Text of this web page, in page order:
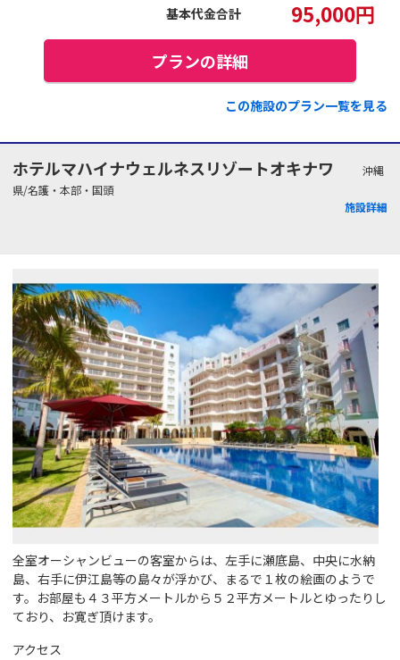
基本代金合計 95,000円
プランの詳細
この施設のプラン一覧を見る
ホテルマハイナウェルネスリゾートオキナワ
沖縄
県/名護・本部・国頭
施設詳細
全室オーシャンビューの客室からは、左手に瀬底島、中央に水納
島、右手に伊江島等の島々が浮かび、まるで１枚の絵画のようで
す。お部屋も４３平方メートルから５２平方メートルとゆったりし
ており、お寛ぎ頂けます。
アクセス